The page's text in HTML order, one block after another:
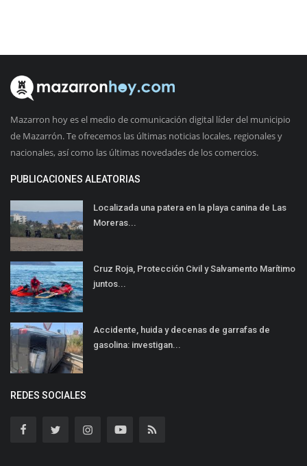
Mazarron hoy es el medio de comunicación digital líder del municipio
de Mazarrón. Te ofrecemos las últimas noticias locales, regionales y
nacionales, así como las últimas novedades de los comercios.
PUBLICACIONES ALEATORIAS
Localizada una patera en la playa canina de Las
Moreras...
Cruz Roja, Protección Civil y Salvamento Marítimo
juntos...
Accidente, huida y decenas de garrafas de
gasolina: investigan...
REDES SOCIALES